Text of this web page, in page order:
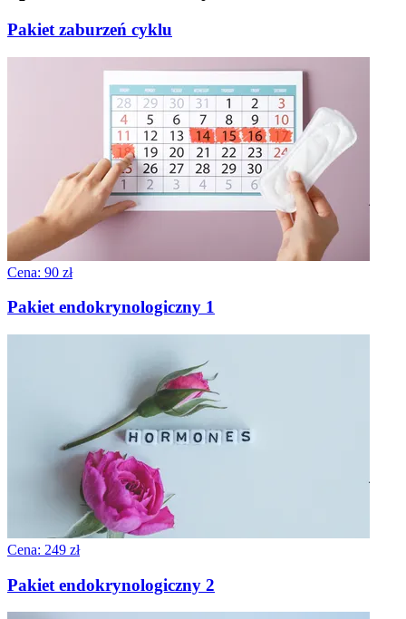
Pakiet zaburzeń cyklu
Cena: 90 zł
Pakiet endokrynologiczny 1
Cena: 249 zł
Pakiet endokrynologiczny 2